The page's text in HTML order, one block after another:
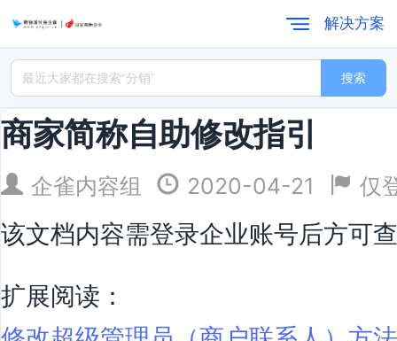
解决方案
搜索
商家简称自助修改指引
企雀内容组 2020-04-21 仅
该文档内容需登录企业账号后方可
扩展阅读：